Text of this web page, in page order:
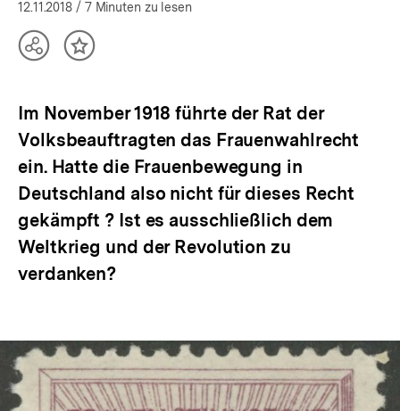
öffnen
12.11.2018 / 7 Minuten zu lesen
TeilenInhalt
Im November 1918 führte der Rat der
Volksbeauftragten das Frauenwahlrecht
ein. Hatte die Frauenbewegung in
Deutschland also nicht für dieses Recht
gekämpft ? Ist es ausschließlich dem
Weltkrieg und der Revolution zu
verdanken?